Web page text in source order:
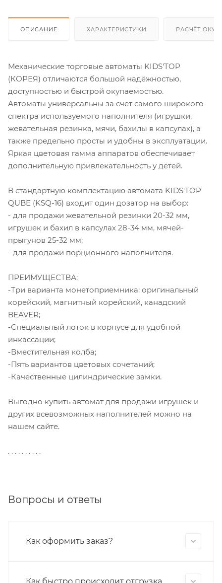
ОПИСАНИЕ ХАРАКТЕРИСТИКИ РАСЧЁТ
Механические торговые автоматы KIDS'TOP
(КОРЕЯ) отличаются большой надёжностью,
доступностью и быстрой окупаемостью.
Автоматы универсальны за счет самого широкого
спектра используемого наполнителя (игрушки,
жевательная резинка, мячи, бахилы в капсулах), а
также предельно просты и удобны в эксплуатации.
Яркая цветовая гамма аппаратов обеспечивает
дополнительную привлекательность у детей.
В стандартную комплектацию автомата KIDS'TOP
QUBE (KSQ-16) входит один дозатор на выбор:
- для продажи жевательной резинки 20-32 мм,
игрушек и бахил в капсулах 28-34 мм, мячей-
прыгунов 25-32 мм;
- для продажи порционного наполнителя.
ПРЕИМУЩЕСТВА:
-Три варианта монетоприемника: оригинальный
корейский, магнитный корейский, канадский
BEAVER;
-Специальный лоток в корпусе для удобной
инкассации;
-Вместительная колба;
-Пять вариантов цветовых сочетаний;
-Качественные цилиндрические замки.
Выгодно купить автомат для продажи игрушек и
других всевозможных наполнителей можно на
нашем сайте.
. . . . . . . . . .
Вопросы и ответы
Как оформить заказ?
Как быстро происходит отгрузка